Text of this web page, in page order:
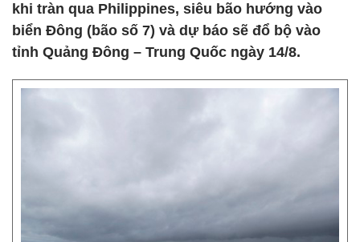
khi tràn qua Philippines, siêu bão hướng vào
biển Đông (bão số 7) và dự báo sẽ đổ bộ vào
tỉnh Quảng Đông – Trung Quốc ngày 14/8.